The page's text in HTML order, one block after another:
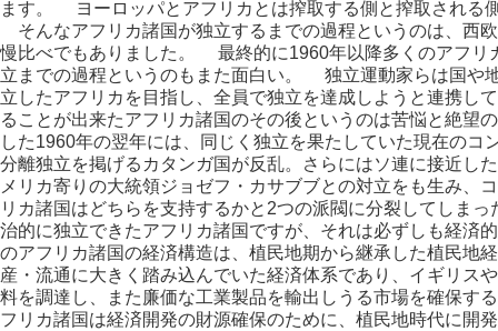
ます。 ヨーロッパとアフリカとは搾取する側と搾取される
そんなアフリカ諸国が独立するまでの過程というのは、西
慢比べでもありました。 最終的に1960年以降多くのアフリ
立までの過程というのもまた面白い。 独立運動家らは国や
立したアフリカを目指し、全員で独立を達成しようと連携
ることが出来たアフリカ諸国のその後というのは苦悩と絶
した1960年の翌年には、同じく独立を果たしていた現在のコ
分離独立を掲げるカタンガ国が反乱。さらにはソ連に接近
メリカ寄りの大統領ジョゼフ・カサブブとの対立をも生み
リカ諸国はどちらを支持するかと2つの派閥に分裂してし
治的に独立できたアフリカ諸国ですが、それは必ずしも経
のアフリカ諸国の経済構造は、植民地期から継承した植民地
産・流通に大きく踏み込んでいた経済体系であり、イギリス
料を調達し、また廉価な工業製品を輸出しうる市場を確保
フリカ諸国は経済開発の財源確保のために、植民地時代に開